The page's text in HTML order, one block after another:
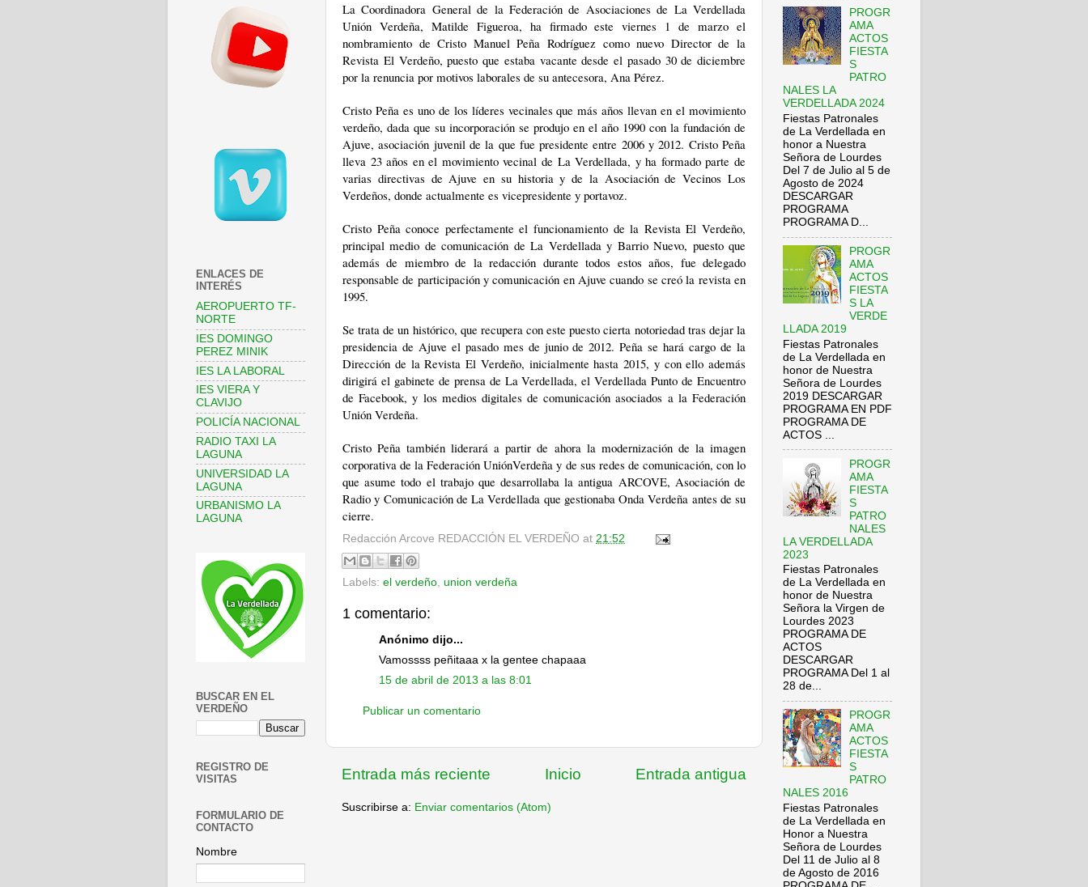
La Coordinadora General de la Federación de Asociaciones de La Verdellada
Unión Verdeña, Matilde Figueroa, ha firmado este viernes 1 de marzo el
nombramiento de Cristo Manuel Peña Rodríguez como nuevo Director de la
Revista El Verdeño, puesto que estaba vacante desde el pasado 30 de diciembre
por la renuncia por motivos laborales de su antecesora, Ana Pérez.
Cristo Peña es uno de los líderes vecinales que más años llevan en el movimiento
verdeño, dada que su incorporación se produjo en el año 1990 con la fundación de
Ajuve, asociación juvenil de la que fue presidente entre 2006 y 2012. Cristo Peña
lleva 23 años en el movimiento vecinal de La Verdellada, y ha formado parte de
varias directivas de Ajuve en su historia y de la Asociación de Vecinos Los
Verdeños, donde actualmente es vicepresidente y portavoz.
Cristo Peña conoce perfectamente el funcionamiento de la Revista El Verdeño,
principal medio de comunicación de La Verdellada y Barrio Nuevo, puesto que
además de miembro de la redacción durante todos estos años, fue delegado
responsable de participación y comunicación en Ajuve cuando se creó la revista en
1995.
Se trata de un histórico, que recupera con este puesto cierta notoriedad tras dejar la
presidencia de Ajuve el pasado mes de junio de 2012. Peña se hará cargo de la
Dirección de la Revista El Verdeño, inicialmente hasta 2015, y con ello además
dirigirá el gabinete de prensa de La Verdellada, el Verdellada Punto de Encuentro
de Facebook, y los medios digitales de comunicación asociados a la Federación
Unión Verdeña.
Cristo Peña también liderará a partir de ahora la modernización de la imagen
corporativa de la Federación UniónVerdeña y de sus redes de comunicación, con lo
que asume todo el trabajo que desarrollaba la antigua ARCOVE, Asociación de
Radio y Comunicación de La Verdellada que gestionaba Onda Verdeña antes de su
cierre.
Redacción Arcove REDACCIÓN EL VERDEÑO at 21:52
Labels: el verdeño union verdeña
1 comentario:
Anónimo dijo...
Vamossss peñitaaa x la gentee chapaaa
15 de abril de 2013 a las 8:01
Publicar un comentario
Entrada más reciente Entrada antigua
Inicio
Suscribirse a: Enviar comentarios (Atom)
ENLACES DE
INTERÉS
AEROPUERTO TF-
NORTE
IES DOMINGO
PEREZ MINIK
IES LA LABORAL
IES VIERA Y
CLAVIJO
POLICÍA NACIONAL
RADIO TAXI LA
LAGUNA
UNIVERSIDAD LA
LAGUNA
URBANISMO LA
LAGUNA
BUSCAR EN EL
VERDEÑO
REGISTRO DE
VISITAS
FORMULARIO DE
CONTACTO
Nombre
PROGR
AMA
ACTOS
FIESTA
S
PATRO
NALES LA
VERDELLADA 2024
Fiestas Patronales
de La Verdellada en
honor a Nuestra
Señora de Lourdes
Del 7 de Julio al 5 de
Agosto de 2024
DESCARGAR
PROGRAMA
PROGRAMA D...
PROGR
AMA
ACTOS
FIESTA
S LA
VERDE
LLADA 2019
Fiestas Patronales
de La Verdellada en
honor de Nuestra
Señora de Lourdes
2019 DESCARGAR
PROGRAMA EN PDF
PROGRAMA DE
ACTOS ...
PROGR
AMA
FIESTA
S
PATRO
NALES
LA VERDELLADA
2023
Fiestas Patronales
de La Verdellada en
honor de Nuestra
Señora la Virgen de
Lourdes 2023
PROGRAMA DE
ACTOS
DESCARGAR
PROGRAMA Del 1 al
28 de...
PROGR
AMA
ACTOS
FIESTA
S
PATRO
NALES 2016
Fiestas Patronales
de La Verdellada en
Honor a Nuestra
Señora de Lourdes
Del 11 de Julio al 8
de Agosto de 2016